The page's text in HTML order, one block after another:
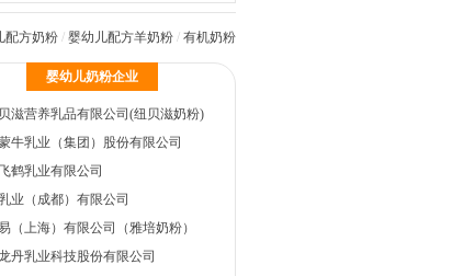
配方奶粉 / 婴幼儿配方羊奶粉 / 有机奶粉
婴幼儿奶粉企业
滋营养乳品有限公司(纽贝滋奶粉)
牛乳业（集团）股份有限公司
鹤乳业有限公司
业（成都）有限公司
（上海）有限公司（雅培奶粉）
丹乳业科技股份有限公司